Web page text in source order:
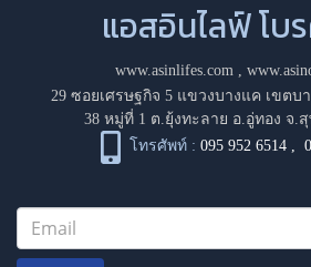
แอสอินไลฟ์ โบ
www.asinlifes.com,
29 ซอยเศรษฐกิจ 5 แขวงบางแค เขตบา
38 หมู่ที่ 1 ต.ยุ้งทะลาย อ.อู่ทอง จ.
โทรศัพท์ : 095 952 6514 ,